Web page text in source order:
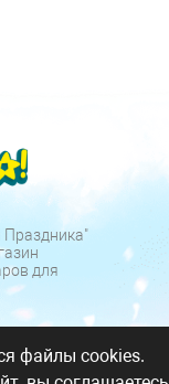
Праздника"
для
файлы cookies.